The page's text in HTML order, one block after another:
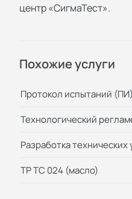
центр «СигмаТест».
Похожие услуги
Протокол испытаний (ПИ)
Технологический
Разработка
ТР ТС 024 (масло)